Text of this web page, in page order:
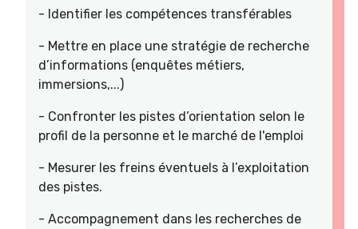
- Identifier les compétences transférables
- Mettre en place une stratégie de recherche
d’informations (enquêtes métiers,
immersions,...)
- Confronter les pistes d’orientation selon le
profil de la personne et le marché de l'emploi
- Mesurer les freins éventuels à l’exploitation
des pistes.
- Accompagnement dans les recherches de